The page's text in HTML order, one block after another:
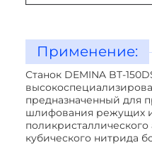
Применение:
Станок DEMINA BT-
предназначенный для
шлифования режущих
поликристаллического
кубического нитрида